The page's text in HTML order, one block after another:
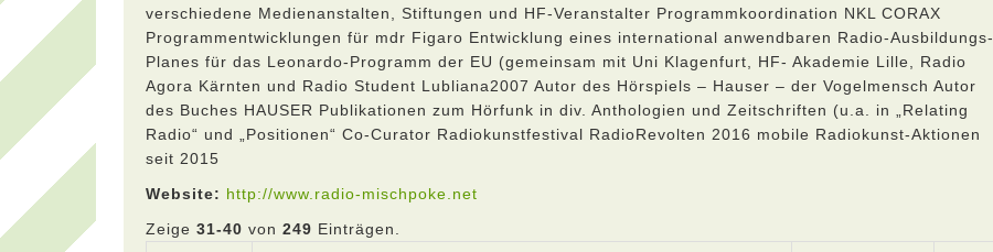
verschiedene Medienanstalten, Stiftungen und HF-Veranstalter Programmkoordination NKL CORAX
Programmentwicklungen für mdr Figaro Entwicklung eines international anwendbaren Radio-Ausbildungs-
Planes für das Leonardo-Programm der EU (gemeinsam mit Uni Klagenfurt, HF- Akademie Lille, Radio
Agora Kärnten und Radio Student Lubliana2007 Autor des Hörspiels – Hauser – der Vogelmensch Autor
des Buches HAUSER Publikationen zum Hörfunk in div. Anthologien und Zeitschriften (u.a. in „Relating
Radio“ und „Positionen“ Co-Curator Radiokunstfestival RadioRevolten 2016 mobile Radiokunst-Aktionen
seit 2015
Website: http://www.radio-mischpoke.net
Zeige 31-40 von 249 Einträgen.